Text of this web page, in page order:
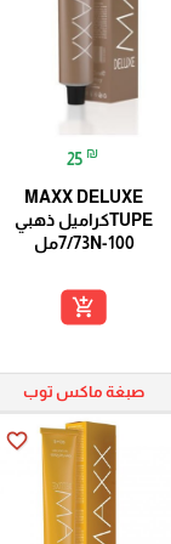
25 ₪
MAXX DELUXE
TUPEكراميل ذهبي
7/73N-100مل
add_shopping_cart
صبغة ماكس توب
favorite_border